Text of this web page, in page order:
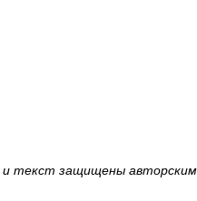
защищены